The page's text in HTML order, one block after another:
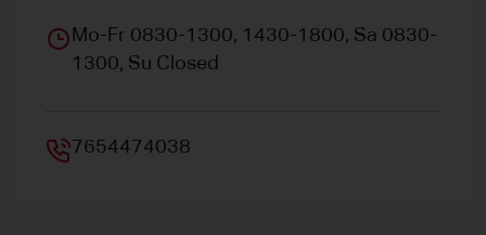
Mo-Fr 0830-1300, 1430-1800, Sa 0830-
1300, Su Closed
7654474038